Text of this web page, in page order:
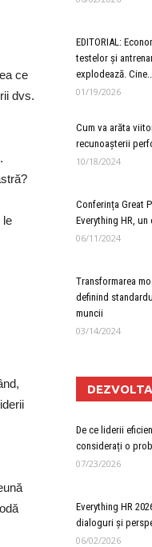
ce
dvs.
le
EDITORIAL:
testelor și
explodează.
01/19/2026
Cum va arăta
recunoașterii
10/18/2024
Conferința Great
Everything HR,
06/11/2024
Transformarea
definind
muncii
03/14/2024
De ce liderii
considerați o
07/23/2026
Everything HR
dialoguri și
06/02/2026